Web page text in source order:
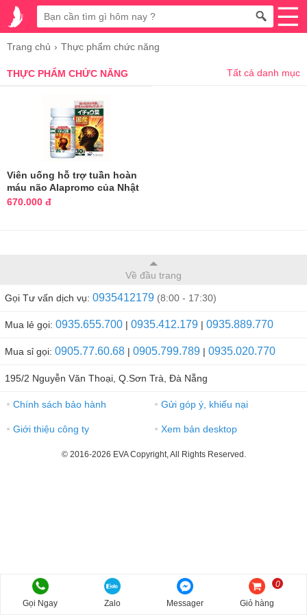
Trang chủ Thực phẩm chức năng
THỰC PHẨM CHỨC NĂNG Tất cả danh mục
Viên uống hỗ trợ tuần hoàn
máu não Alapromo của Nhật
90 viên
670.000 đ
Về đầu trang
Gọi Tư vấn dịch vụ: 0935412179 (8:00 - 17:30)
Mua lẻ gọi: 0935.655.700 | 0935.412.179 | 0935.889.770
Mua sỉ gọi: 0905.77.60.68 | 0905.799.789 | 0935.020.770
195/2 Nguyễn Văn Thoại, Q.Sơn Trà, Đà Nẵng
● Chính sách bảo hành ● Gửi góp ý, khiếu nại
● Giới thiệu công ty ● Xem bản desktop
© 2016-2026 EVA Copyright, All Rights Reserved.
Gọi Ngay Zalo Messager Giỏ hàng
0